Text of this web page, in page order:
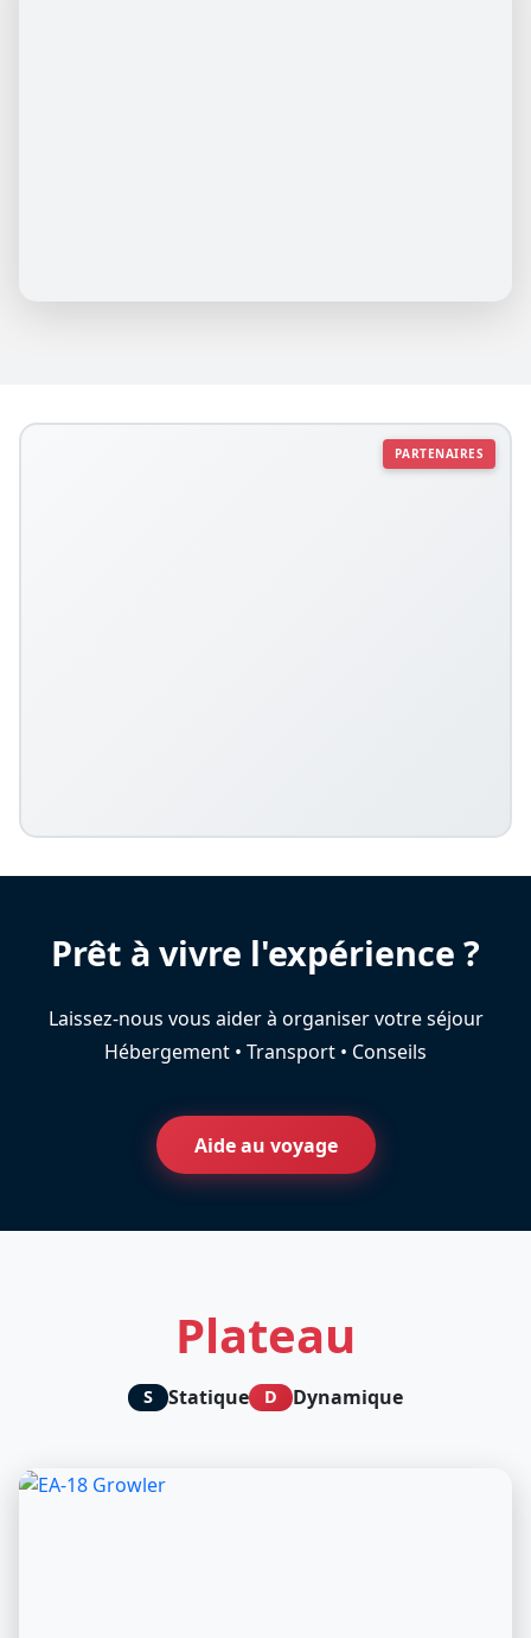
PARTENAIRES
Prêt à vivre l'expérience ?
Laissez-nous vous aider à organiser votre séjour
Hébergement • Transport • Conseils
Aide au voyage
Plateau
S Statique D Dynamique